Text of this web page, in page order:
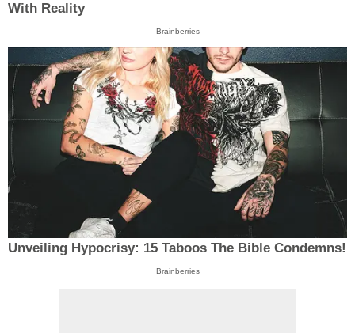
With Reality
Brainberries
Unveiling Hypocrisy: 15 Taboos The Bible Condemns!
Brainberries